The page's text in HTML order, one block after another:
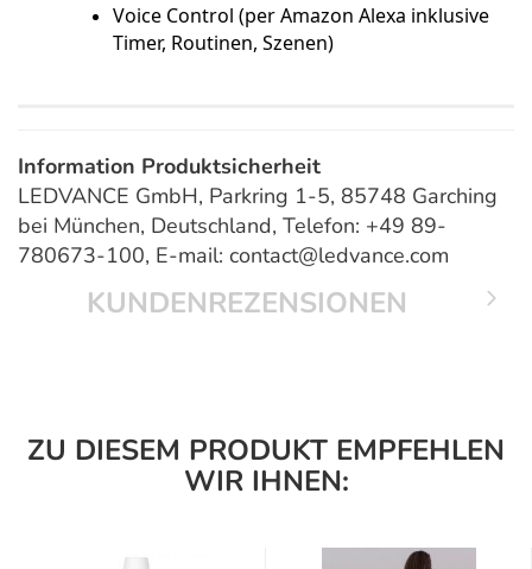
Voice Control (per Amazon Alexa inklusive
Timer, Routinen, Szenen)
Information Produktsicherheit
LEDVANCE GmbH, Parkring 1-5, 85748 Garching
bei München, Deutschland, Telefon: +49 89-
780673-100, E-mail: contact@ledvance.com
KUNDENREZENSIONEN
ZU DIESEM PRODUKT EMPFEHLEN
WIR IHNEN: